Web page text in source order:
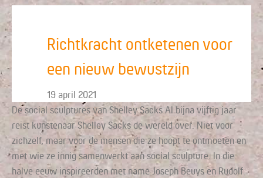
Richtkracht ontketenen voor
een nieuw bewustzijn
19 april 2021
De social sculptures van Shelley Sacks Al bijna vijftig jaar
reist kunstenaar Shelley Sacks de wereld over. Niet voor
zichzelf, maar voor de mensen die ze hoopt te ontmoeten en
met wie ze innig samenwerkt aan social sculpture. In die
halve eeuw inspireerden met name Joseph Beuys en Rudolf